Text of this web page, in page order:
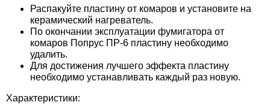
Распакуйте пластину от комаров и установите на
керамический нагреватель.
По окончании эксплуатации фумигатора от
комаров Попрус ПР-6 пластину необходимо
удалить.
Для достижения лучшего эффекта пластину
необходимо устанавливать каждый раз новую.
Характеристики:
Семена фасоли
Семена цветов
Семена шпината
Семена щавеля
Хозяйственные товары
Средства защиты растений